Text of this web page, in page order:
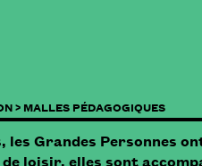
> MALLES PÉDAGOGIQUES
Grandes Personnes
loisir, elles sont